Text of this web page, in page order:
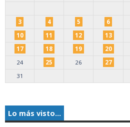
3
4 5 6
10
11 12 13
17
18 19 20
24
25 26 27
31
Lo más visto...